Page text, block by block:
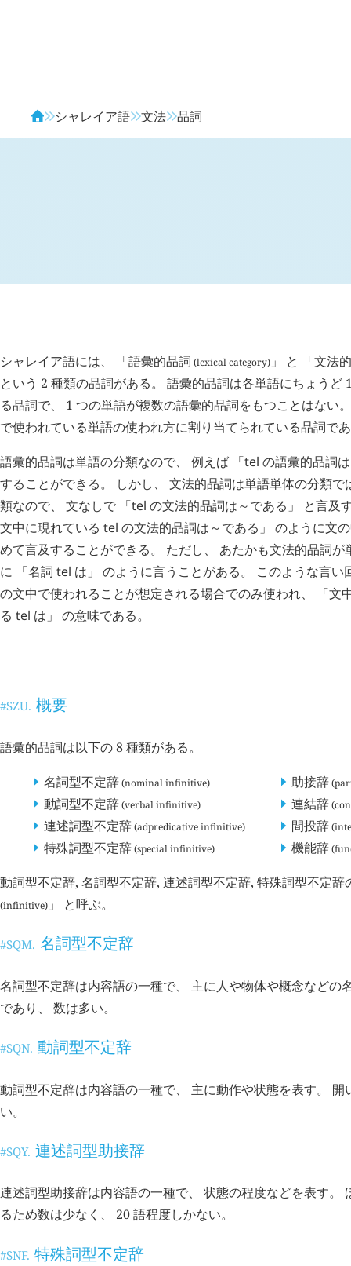
シャレイア語 文法 品詞
シャレイア語には、 「語彙的品詞 (lexical category) 」 と 「文法
という 2 種類の品詞がある。 語彙的品詞は各単語にちょうど
る品詞で、 1 つの単語が複数の語彙的品詞をもつことはない
で使われている単語の使われ方に割り当てられている品詞で
語彙的品詞は単語の分類なので、 例えば 「tel の語彙的品詞
することができる。 しかし、 文法的品詞は単語単体の分類
類なので、 文なしで 「tel の文法的品詞は～である」 と言及
文中に現れている tel の文法的品詞は～である」 のように文
めて言及することができる。 ただし、 あたかも文法的品詞
に 「名詞 tel は」 のように言うことがある。 このような言い
の文中で使われることが想定される場合でのみ使われ、 「文
る tel は」 の意味である。
#SZU. 概要
語彙的品詞は以下の 8 種類がある。
名詞型不定辞(nominal infinitive)
動詞型不定辞(verbal infinitive)
連述詞型不定辞(adpredicative infinitive)
特殊詞型不定辞(special infinitive)
助接辞
連結辞
間投辞
機能辞
動詞型不定辞, 名詞型不定辞, 連述詞型不定辞, 特殊詞型不定辞
(infinitive) 」 と呼ぶ。
#SQM. 名詞型不定辞
名詞型不定辞は内容語の一種で、 主に人や物体や概念などの
であり、 数は多い。
#SQN. 動詞型不定辞
動詞型不定辞は内容語の一種で、 主に動作や状態を表す。
い。
#SQY. 連述詞型助接辞
連述詞型助接辞は内容語の一種で、 状態の程度などを表す。
るため数は少なく、 20 語程度しかない。
#SNF. 特殊詞型不定辞